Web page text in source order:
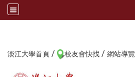
淡江大學首頁 / 校友會快找 / 網站導覽